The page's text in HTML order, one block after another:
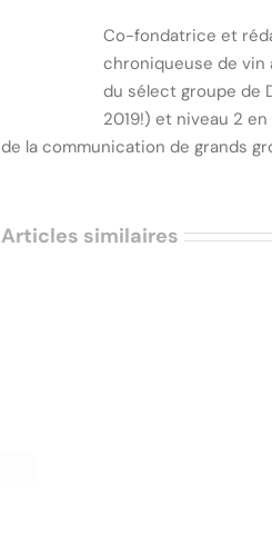
Co-fondatrice et
chroniqueuse de vin
du sélect groupe de
2019!) et niveau 2
de la communication de grands
Articles similaires